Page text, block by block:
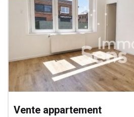
Vente appartement